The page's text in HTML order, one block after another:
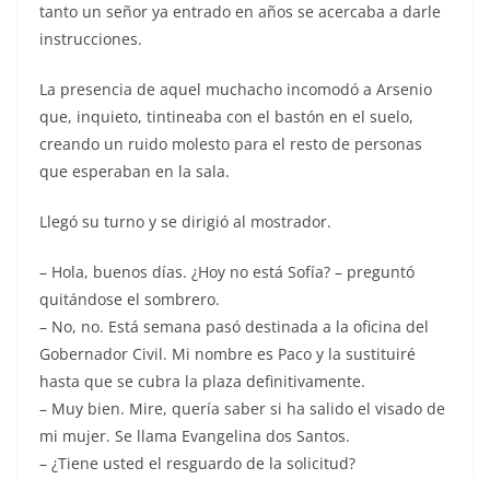
tanto un señor ya entrado en años se acercaba a darle
instrucciones.
La presencia de aquel muchacho incomodó a Arsenio
que, inquieto, tintineaba con el bastón en el suelo,
creando un ruido molesto para el resto de personas
que esperaban en la sala.
Llegó su turno y se dirigió al mostrador.
– Hola, buenos días. ¿Hoy no está Sofía? – preguntó
quitándose el sombrero.
– No, no. Está semana pasó destinada a la oficina del
Gobernador Civil. Mi nombre es Paco y la sustituiré
hasta que se cubra la plaza definitivamente.
– Muy bien. Mire, quería saber si ha salido el visado de
mi mujer. Se llama Evangelina dos Santos.
– ¿Tiene usted el resguardo de la solicitud?